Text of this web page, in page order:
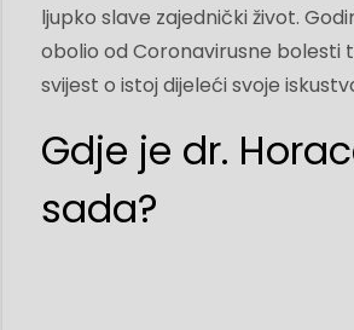
ljupko slave zajednički život.
obolio od Coronavirusne bolesti
svijest o istoj dijeleći svoje
Gdje je dr.
sada?